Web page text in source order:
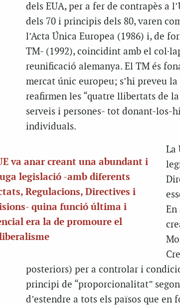
dels EUA, per a fer de contrapès a
dels 70 i principis dels 80, varen
l’Acta Única Europea (1986) i, de
TM- (1992), coincidint amb el
reunificació alemanya. El TM és
mercat únic europeu; s’hi preveu
reafirmen les “quatre llibertats de
serveis i persones- tot donant-los-
individuals.
va anar creant una abundant i
legislació -amb diferents
Regulacions, Directives i
quina funció última i
era la de promoure el
La
En
posteriors) per a controlar i
principi de “proporcionalitat”
d’estendre a tots els països que en